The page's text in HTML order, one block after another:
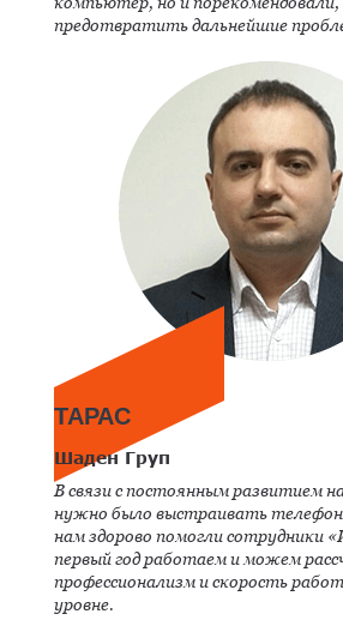
предотвратить дальнейшие
ТАРАС
Шаден Груп
В связи с постоянным развитием
нужно было выстраивать
нам здорово помогли сотрудники
первый год работаем и можем
профессионализм и скорость
уровне.